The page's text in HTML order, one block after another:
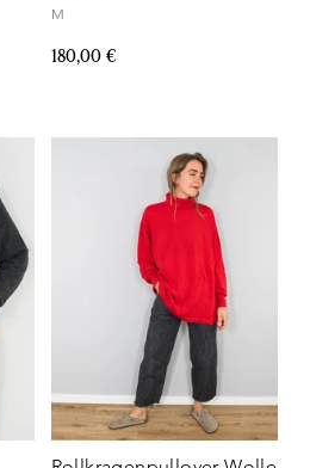
M
180,00 €